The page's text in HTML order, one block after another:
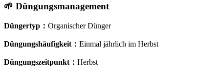
🌱 Düngungsmanagement
Düngertyp ： Organischer Dünger
Düngungshäufigkeit ： Einmal jährlich im Herbst
Düngungszeitpunkt ： Herbst